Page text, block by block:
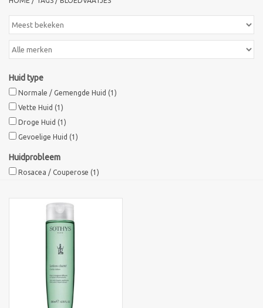
Huidproblemen
Mannen verzorging
Acties
Nieuw !!
Bernard cassiere
Fusion Meso
Huid type
Normale / Gemengde Huid (1)
Vette Huid (1)
Droge Huid (1)
Gevoelige Huid (1)
Huidprobleem
Rosacea / Couperose (1)